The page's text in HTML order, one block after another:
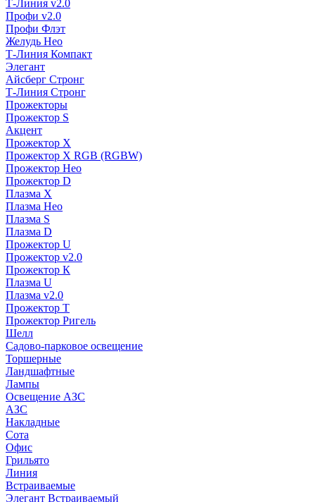
Т-Линия v2.0
Профи v2.0
Профи Флэт
Желудь Нео
Т-Линия Компакт
Элегант
Айсберг Стронг
Т-Линия Стронг
Прожекторы
Прожектор S
Акцент
Прожектор X
Прожектор Х RGB (RGBW)
Прожектор Нео
Прожектор D
Плазма X
Плазма Нео
Плазма S
Плазма D
Прожектор U
Прожектор v2.0
Прожектор К
Плазма U
Плазма v2.0
Прожектор Т
Прожектор Ригель
Шелл
Садово-парковое освещение
Торшерные
Ландшафтные
Лампы
Освещение АЗС
АЗС
Накладные
Сота
Офис
Грильято
Линия
Встраиваемые
Элегант Встраиваемый